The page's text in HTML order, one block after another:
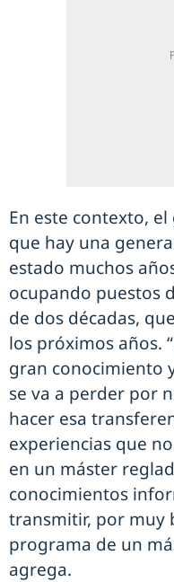
En este contexto,
que hay una
estado muchos
ocupando puestos
de dos décadas,
los próximos años.
gran conocimiento
se va a perder por
hacer esa
experiencias que
en un máster
conocimientos
transmitir, por muy
programa de un
agrega.